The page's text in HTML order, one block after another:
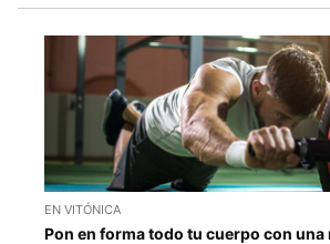
EN VITÓNICA
Pon en forma todo tu cuerpo con una